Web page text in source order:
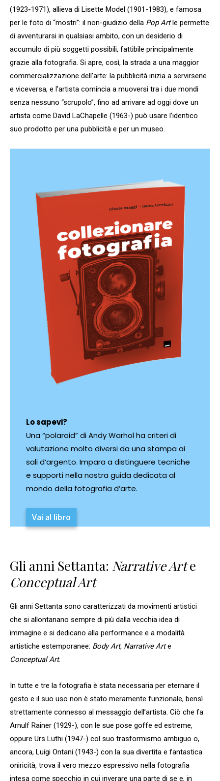
(1923-1971), allieva di Lisette Model (1901-1983), e famosa
per le foto di “mostri”: il non-giudizio della Pop Artle permette
di avventurarsi in qualsiasi ambito, con un desiderio di
accumulo di più soggetti possibili, fattibile principalmente
grazie alla fotografia. Si apre, così, la strada a una maggior
commercializzazione dell’arte: la pubblicità inizia a servirsene
e viceversa, e l’artista comincia a muoversi tra i due mondi
senza nessuno “scrupolo”, fino ad arrivare ad oggi dove un
artista come David LaChapelle (1963-) può usare l’identico
suo prodotto per una pubblicità e per un museo.
Lo sapevi?
Una “polaroid” di Andy Warhol ha criteri di
valutazione molto diversi da una stampa ai
sali d’argento. Impara a distinguere tecniche
e supporti nella nostra guida dedicata al
mondo della fotografia d’arte.
Vai al libro
Gli anni Settanta: Narrative Arte
Conceptual Art
Gli anni Settanta sono caratterizzati da movimenti artistici
che si allontanano sempre di più dalla vecchia idea di
immagine e si dedicano alla performance e a modalità
artistiche estemporanee: Body Art, Narrative Arte
Conceptual Art.
In tutte e tre la fotografia è stata necessaria per eternare il
gesto e il suo uso non è stato meramente funzionale, bensì
strettamente connesso al messaggio dell’artista. Ciò che fa
Arnulf Rainer (1929-), con le sue pose goffe ed estreme,
oppure Urs Luthi (1947-) col suo trasformismo ambiguo o,
ancora, Luigi Ontani (1943-) con la sua divertita e fantastica
oniricità, trova il vero mezzo espressivo nella fotografia
intesa come specchio in cui inverare una parte di se e, in